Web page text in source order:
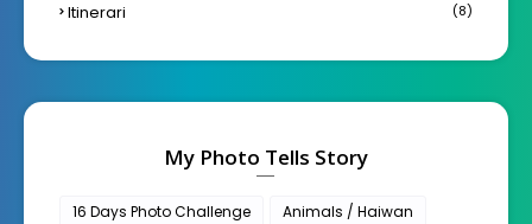
Itinerari (8)
My Photo Tells Story
16 Days Photo Challenge
Animals / Haiwan